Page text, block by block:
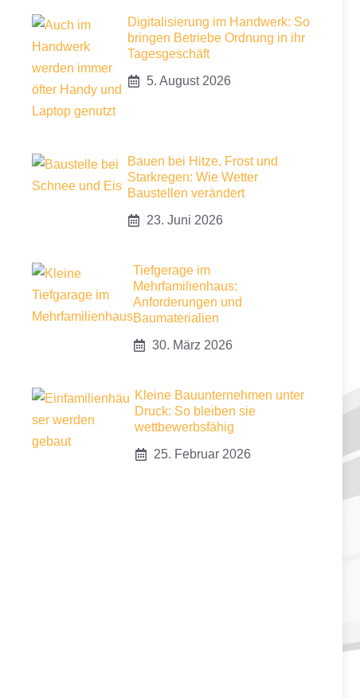
Digitalisierung im Handwerk: So
bringen Betriebe Ordnung in ihr
Tagesgeschäft
5. August 2026
Bauen bei Hitze, Frost und
Starkregen: Wie Wetter
Baustellen verändert
23. Juni 2026
Tiefgerage im
Mehrfamilienhaus:
Anforderungen und
Baumaterialien
30. März 2026
Kleine Bauunternehmen unter
Druck: So bleiben sie
wettbewerbsfähig
25. Februar 2026